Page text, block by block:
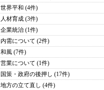
世界平和 (4件)
人材育成 (3件)
企業統治 (1件)
内需について (2件)
和風 (7件)
営業について (1件)
国策・政府の後押し (17件)
地方の立て直し (4件)